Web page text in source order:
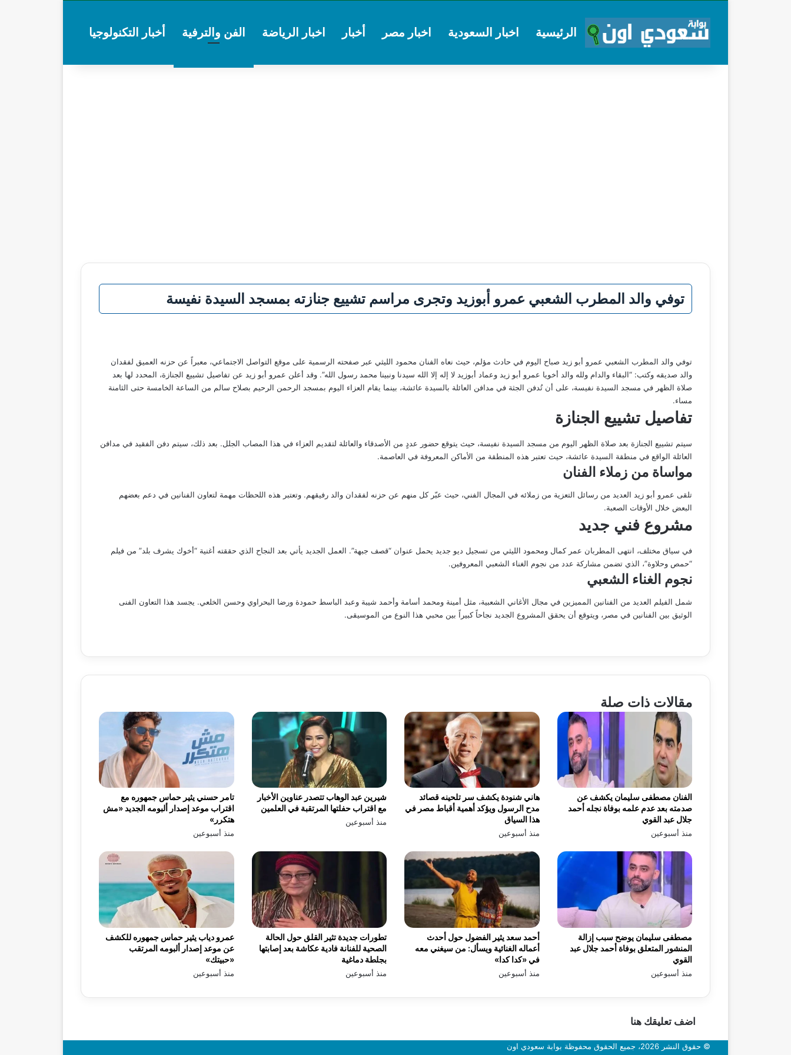
الرئيسية اخبار السعودية اخبار مصر أخبار اخبار الرياضة الفن والترفية أخبار التكنولوجيا
توفي والد المطرب الشعبي عمرو أبوزيد وتجرى مراسم تشييع جنازته بمسجد السيدة نفيسة
توفي والد المطرب الشعبي عمرو أبو زيد صباح اليوم في حادث مؤلم، حيث نعاه الفنان محمود الليثي عبر صفحته الرسمية على موقع التواصل الاجتماعي، معبراً عن حزنه العميق لفقدان
والد صديقه وكتب: “البقاء والدام ولله والد أخويا عمرو أبو زيد وعماد أبوزيد لا إله إلا الله سيدنا ونبينا محمد رسول الله”. وقد أعلن عمرو أبو زيد عن تفاصيل تشييع الجنازة، المحدد لها بعد
صلاة الظهر في مسجد السيدة نفيسة، على أن تُدفن الجثة في مدافن العائلة بالسيدة عائشة، بينما يقام العزاء اليوم بمسجد الرحمن الرحيم بصلاح سالم من الساعة الخامسة حتى الثامنة
مساء.
تفاصيل تشييع الجنازة
سيتم تشييع الجنازة بعد صلاة الظهر اليوم من مسجد السيدة نفيسة، حيث يتوقع حضور عددٍ من الأصدقاء والعائلة لتقديم العزاء في هذا المصاب الجلل. بعد ذلك، سيتم دفن الفقيد في مدافن
العائلة الواقع في منطقة السيدة عائشة، حيث تعتبر هذه المنطقة من الأماكن المعروفة في العاصمة.
مواساة من زملاء الفنان
تلقى عمرو أبو زيد العديد من رسائل التعزية من زملائه في المجال الفني، حيث عبّر كل منهم عن حزنه لفقدان والد رفيقهم. وتعتبر هذه اللحظات مهمة لتعاون الفنانين في دعم بعضهم
البعض خلال الأوقات الصعبة.
مشروع فني جديد
في سياق مختلف، انتهى المطربان عمر كمال ومحمود الليثي من تسجيل ديو جديد يحمل عنوان “قصف جبهة”. العمل الجديد يأتي بعد النجاح الذي حققته أغنية “أخوك يشرف بلد” من فيلم
“حمص وحلاوة”، الذي تضمن مشاركة عدد من نجوم الغناء الشعبي المعروفين.
نجوم الغناء الشعبي
شمل الفيلم العديد من الفنانين المميزين في مجال الأغاني الشعبية، مثل أمينة ومحمد أسامة وأحمد شيبة وعبد الباسط حمودة ورضا البحراوي وحسن الخلعي. يجسد هذا التعاون الفنى
الوثيق بين الفنانين في مصر، ويتوقع أن يحقق المشروع الجديد نجاحاً كبيراً بين محبي هذا النوع من الموسيقى.
مقالات ذات صلة
تامر حسني يثير حماس جمهوره مع
اقتراب موعد إصدار ألبومه الجديد «مش
هتكرر»
منذ أسبوعين
شيرين عبد الوهاب تتصدر عناوين الأخبار
مع اقتراب حفلتها المرتقبة في العلمين
منذ أسبوعين
هاني شنودة يكشف سر تلحينه قصائد
مدح الرسول ويؤكد أهمية أقباط مصر في
هذا السياق
منذ أسبوعين
الفنان مصطفى سليمان يكشف عن
صدمته بعد عدم علمه بوفاة نجله أحمد
جلال عبد القوي
منذ أسبوعين
عمرو دياب يثير حماس جمهوره للكشف
عن موعد إصدار ألبومه المرتقب
«حبيتك»
منذ أسبوعين
تطورات جديدة تثير القلق حول الحالة
الصحية للفنانة فادية عكاشة بعد إصابتها
بجلطة دماغية
منذ أسبوعين
أحمد سعد يثير الفضول حول أحدث
أعماله الغنائية ويسأل: من سيغني معه
في «كدا كدا»
منذ أسبوعين
مصطفى سليمان يوضح سبب إزالة
المنشور المتعلق بوفاة أحمد جلال عبد
القوي
منذ أسبوعين
اضف تعليقك هنا
© حقوق النشر 2026، جميع الحقوق محفوظة بوابة سعودي اون